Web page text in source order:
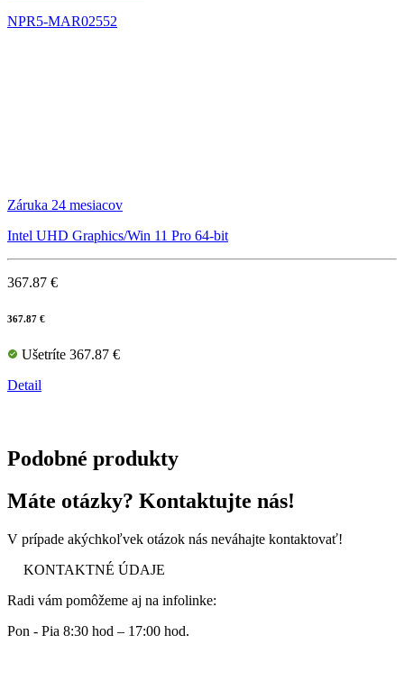
NPR5-MAR02552
Záruka 24 mesiacov
Intel UHD Graphics/Win 11 Pro 64-bit
367.87 €
367.87 €
Ušetríte 367.87 €
Detail
Podobné produkty
Máte otázky? Kontaktujte nás!
V prípade akýchkoľvek otázok nás neváhajte kontaktovať!
KONTAKTNÉ ÚDAJE
Radi vám pomôžeme aj na infolinke:
Pon - Pia 8:30 hod – 17:00 hod.